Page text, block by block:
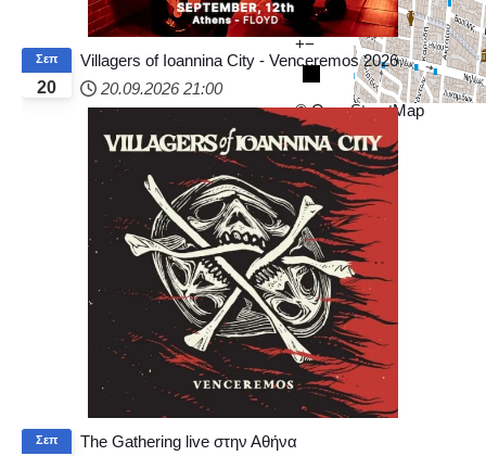
+−
© OpenStreetMap
20
Σεπ
Villagers of Ioannina City - Venceremos 2026
20.09.2026 21:00
Σεπ
The Gathering live στην Αθήνα